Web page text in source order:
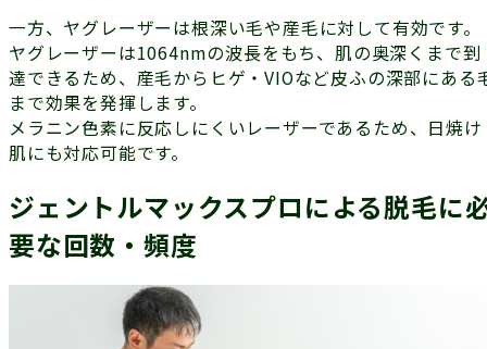
一方、ヤグレーザーは根深い毛や産毛に対して有効です。
ヤグレーザーは1064nmの波長をもち、肌の奥深くまで到
達できるため、産毛からヒゲ・VIOなど皮ふの深部にある
まで効果を発揮します。
メラニン色素に反応しにくいレーザーであるため、 日焼け
肌にも対応可能です。
ジェントルマックスプロによる脱毛に
要な回数・頻度